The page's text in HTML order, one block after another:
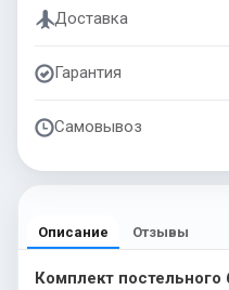
Доставка
Гарантия
Самовывоз
Описание Отзывы
Комплект постельного